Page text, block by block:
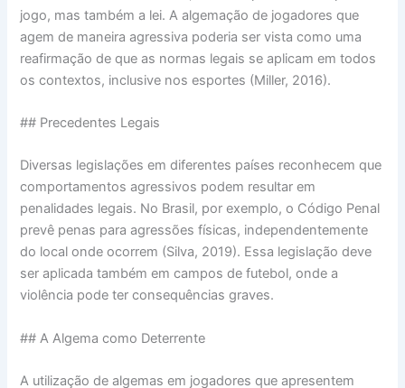
jogo, mas também a lei. A algemação de jogadores que
agem de maneira agressiva poderia ser vista como uma
reafirmação de que as normas legais se aplicam em todos
os contextos, inclusive nos esportes (Miller, 2016).
## Precedentes Legais
Diversas legislações em diferentes países reconhecem que
comportamentos agressivos podem resultar em
penalidades legais. No Brasil, por exemplo, o Código Penal
prevê penas para agressões físicas, independentemente
do local onde ocorrem (Silva, 2019). Essa legislação deve
ser aplicada também em campos de futebol, onde a
violência pode ter consequências graves.
## A Algema como Deterrente
A utilização de algemas em jogadores que apresentem